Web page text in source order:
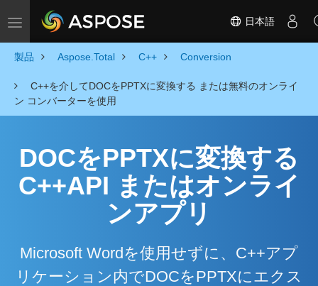
Toggle navigation 日本語
製品 Aspose.Total C++ Conversion
C++を介してDOCをPPTXに変換する または無料のオンライ
ン コンバーターを使用
DOCをPPTXに変換する
C++API またはオンライ
ンアプリ
Microsoft Wordを使用せずに、C++アプ
リケーション内でDOCをPPTXにエクス